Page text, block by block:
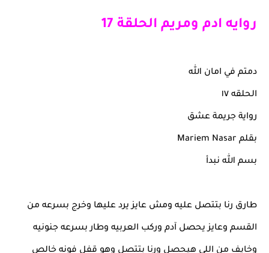
روايه ادم ومريم الحلقة 17
دمتم في امان الله
الحلقه ١٧
رواية جريمة عشق
بقلم Mariem Nasar
بسم الله نبدأ
طارق رنا بتتصل عليه ومش عايز يرد عليها وخرج بسرعه من
القسم وعايز يحصل آدم وركب العربيه وطار بسرعه جنونيه
وخايف من اللي هيحصل ورنا بتتصل وهو قفل فونه خالص